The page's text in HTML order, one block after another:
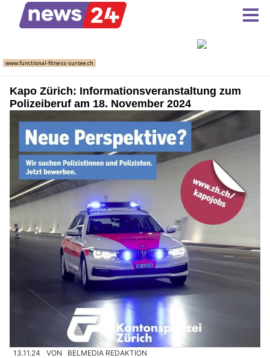
Kapo Zürich: Informationsveranstaltung zum
Polizeiberuf am 18. November 2024
13.11.24 VON BELMEDIA REDAKTION